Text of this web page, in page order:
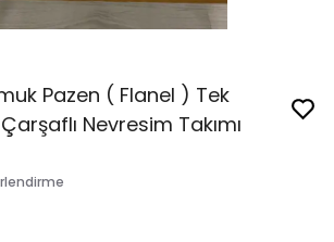
Pazen ( Flanel ) Tek
Nevresim Takımı